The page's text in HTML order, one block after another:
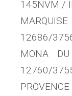
145NVM /
12686/
MONA
12760/